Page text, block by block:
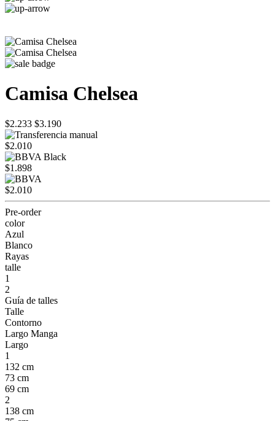
Camisa Chelsea
$2.233 $3.190
$2.010
$1.898
$2.010
Pre-order
color
Azul
Blanco
Rayas
talle
1
2
Guía de talles
Talle
Contorno
Largo Manga
Largo
1
132 cm
73 cm
69 cm
2
138 cm